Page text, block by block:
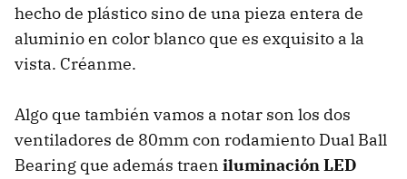
hecho de plástico sino de una pieza entera de
aluminio en color blanco que es exquisito a la
vista. Créanme.
Algo que también vamos a notar son los dos
ventiladores de 80mm con rodamiento Dual Ball
Bearing que además traen iluminación LED